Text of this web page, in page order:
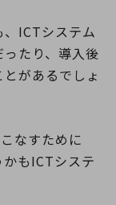
ICTシステム
たり、導入後
があるでしょ
なすために
かもICTシステ